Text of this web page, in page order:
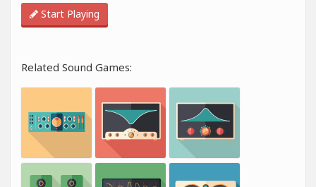
Start Playing
Related Sound Games: